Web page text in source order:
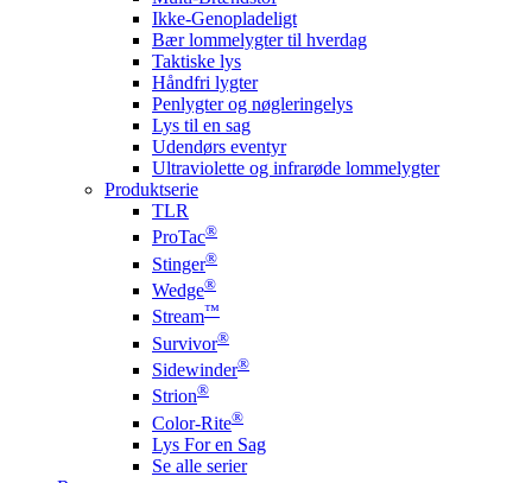
Ikke-Genopladeligt
Bær lommelygter til hverdag
Taktiske lys
Håndfri lygter
Penlygter og nøgleringelys
Lys til en sag
Udendørs eventyr
Ultraviolette og infrarøde lommelygter
Produktserie
TLR
ProTac®
Stinger®
Wedge®
Stream™
Survivor®
Sidewinder®
Strion®
Color-Rite®
Lys For en Sag
Se alle serier